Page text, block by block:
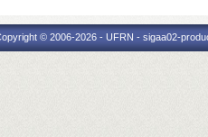
© 2006-2026 - UFRN - sigaa02-